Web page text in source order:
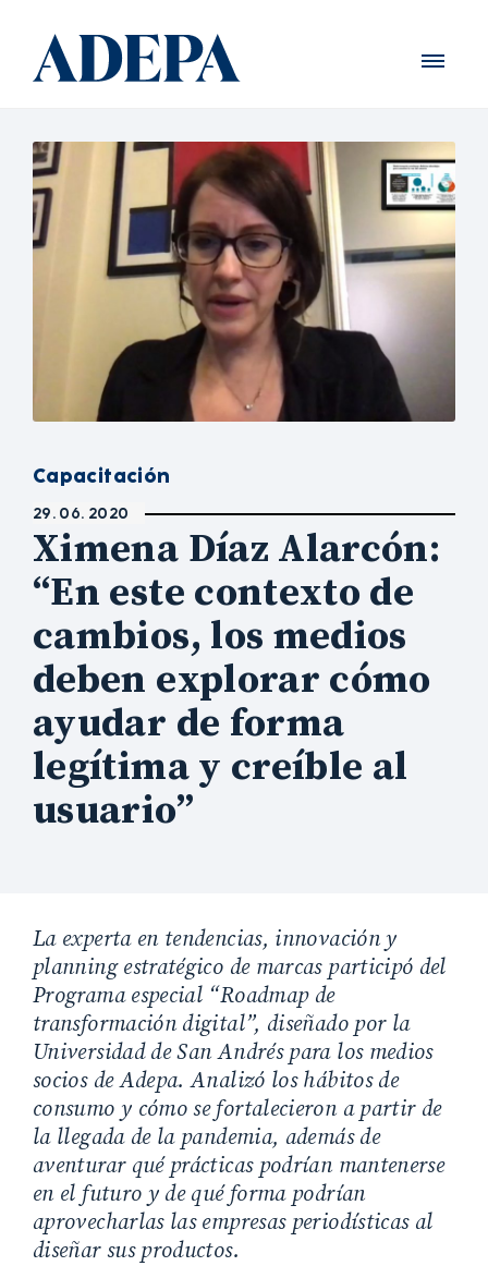
Capacitación
29. 06. 2020
Ximena Díaz Alarcón:
“En este contexto de
cambios, los medios
deben explorar cómo
ayudar de forma
legítima y creíble al
usuario”
La experta en tendencias, innovación y
planning estratégico de marcas participó del
Programa especial “Roadmap de
transformación digital”, diseñado por la
Universidad de San Andrés para los medios
socios de Adepa. Analizó los hábitos de
consumo y cómo se fortalecieron a partir de
la llegada de la pandemia, además de
aventurar qué prácticas podrían mantenerse
en el futuro y de qué forma podrían
aprovecharlas las empresas periodísticas al
diseñar sus productos.